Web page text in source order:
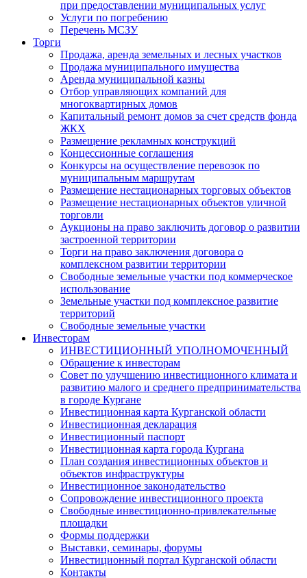
при предоставлении муниципальных услуг
Услуги по погребению
Перечень МСЗУ
Торги
Продажа, аренда земельных и лесных участков
Продажа муниципального имущества
Аренда муниципальной казны
Отбор управляющих компаний для
многоквартирных домов
Капитальный ремонт домов за счет средств фонда
ЖКХ
Размещение рекламных конструкций
Концессионные соглашения
Конкурсы на осуществление перевозок по
муниципальным маршрутам
Размещение нестационарных торговых объектов
Размещение нестационарных объектов уличной
торговли
Аукционы на право заключить договор о развитии
застроенной территории
Торги на право заключения договора о
комплексном развитии территории
Свободные земельные участки под коммерческое
использование
Земельные участки под комплексное развитие
территорий
Свободные земельные участки
Инвесторам
ИНВЕСТИЦИОННЫЙ УПОЛНОМОЧЕННЫЙ
Обращение к инвесторам
Совет по улучшению инвестиционного климата и
развитию малого и среднего предпринимательства
в городе Кургане
Инвестиционная карта Курганской области
Инвестиционная декларация
Инвестиционный паспорт
Инвестиционная карта города Кургана
План создания инвестиционных объектов и
объектов инфраструктуры
Инвестиционное законодательство
Сопровождение инвестиционного проекта
Свободные инвестиционно-привлекательные
площадки
Формы поддержки
Выставки, семинары, форумы
Инвестиционный портал Курганской области
Контакты